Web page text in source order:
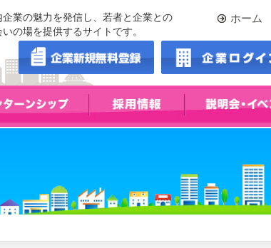
企業の魅力を発信し、若者と企業との
いの場を提供するサイトです。
ホーム